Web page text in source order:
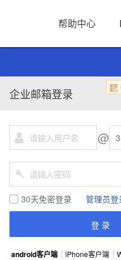
帮助中心
企业邮箱登录
@
30天免密登录 管理员登
android客户端 iPhone客户端